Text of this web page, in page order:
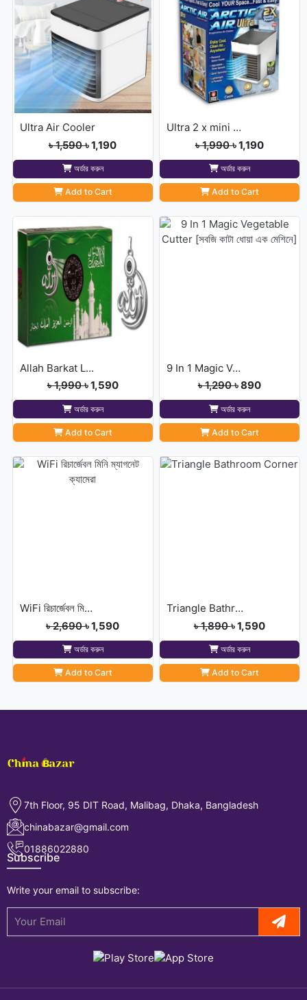
Ultra Air Cooler
৳ 1,590৳ 1,190
অর্ডার করুন
Add to Cart
Ultra 2 x mini air cooler
৳ 1,990৳ 1,190
অর্ডার করুন
Add to Cart
Allah Barkat Locket( INDIAN)
৳ 1,990৳ 1,590
অর্ডার করুন
Add to Cart
9 In 1 Magic Vegetable Cutter [সবজি কাটা ধোয়া এক মেশিনে]
৳ 1,290৳ 890
অর্ডার করুন
Add to Cart
WiFi রিচার্জেবল মিনি ম্যাগনেট ক্যামেরা
৳ 2,690৳ 1,590
অর্ডার করুন
Add to Cart
Triangle Bathroom Corner
৳ 1,890৳ 1,590
অর্ডার করুন
Add to Cart
7th Floor, 95 DIT Road, Malibag, Dhaka, Bangladesh
chinabazar@gmail.com
01886022880
Subscribe
Write your email to subscribe: